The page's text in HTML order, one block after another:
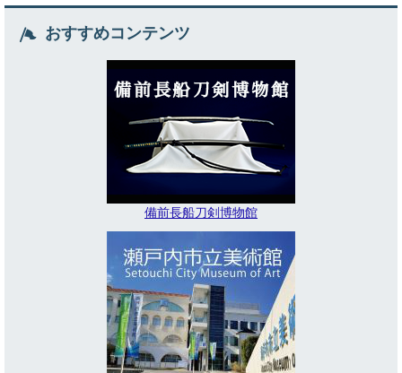
おすすめコンテンツ
備前長船刀剣博物館